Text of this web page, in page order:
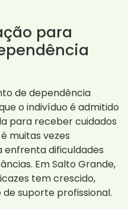
para
de dependência
o indivíduo é admitido
para receber cuidados
muitas vezes
enfrenta dificuldades
Em Salto Grande,
tem crescido,
suporte profissional.